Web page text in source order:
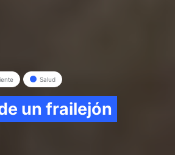
Salud
un frailejón